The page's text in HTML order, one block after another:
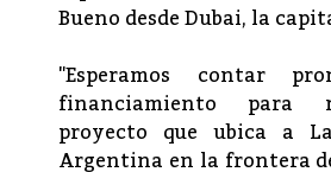
Bueno desde Dubai, la
"Esperamos contar
financiamiento para
proyecto que ubica a
Argentina en la frontera